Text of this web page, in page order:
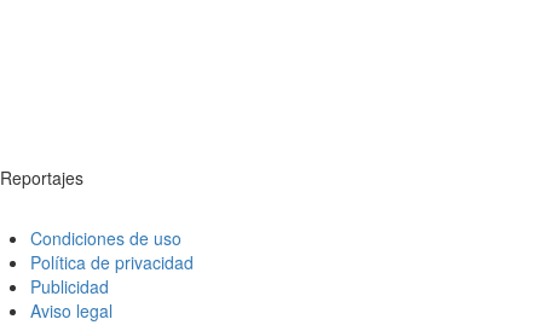
Reportajes
Condiciones de uso
Política de privacidad
Publicidad
Aviso legal